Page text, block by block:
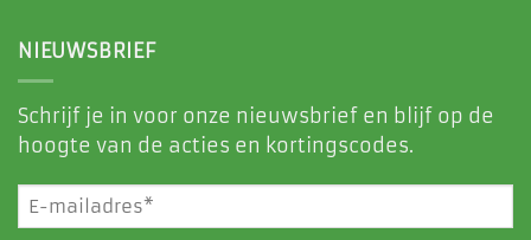
NIEUWSBRIEF
Schrijf je in voor onze nieuwsbrief en blijf op de
hoogte van de acties en kortingscodes.
E-
mailadres